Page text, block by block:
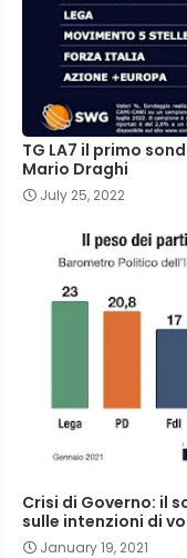
TG LA7 il primo
Mario Draghi
July 25, 2022
Crisi di Governo: il
sulle intenzioni di
January 19, 2021